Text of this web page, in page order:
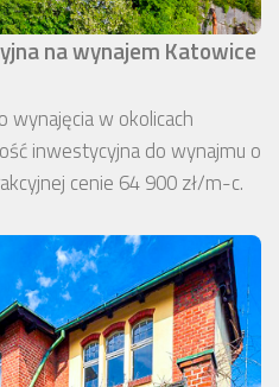
na wynajem Katowice
wynajęcia w okolicach
inwestycyjna do wynajmu o
cenie 64 900 zł/m-c.